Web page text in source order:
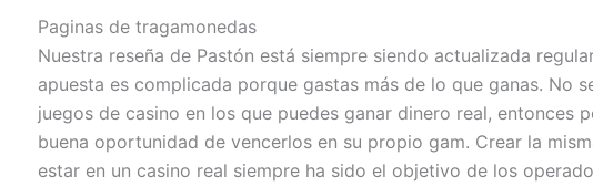
Paginas de tragamonedas
Nuestra reseña de Pastón está siempre siendo actualizada
apuesta es complicada porque gastas más de lo que ganas. No
juegos de casino en los que puedes ganar dinero real, entonces
buena oportunidad de vencerlos en su propio gam. Crear la
estar en un casino real siempre ha sido el objetivo de los